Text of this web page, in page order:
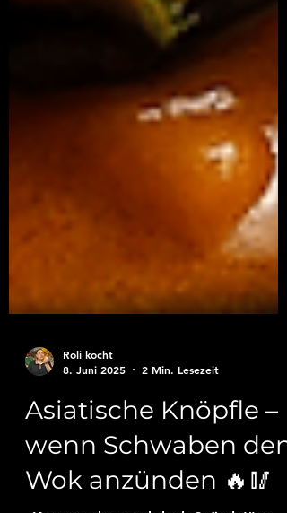
Roli kocht
8. Juni 2025
2 Min. Lesezeit
Asiatische Knöpfle –
wenn Schwaben den